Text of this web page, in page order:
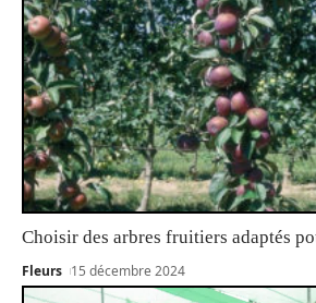
Choisir des arbres fruitiers adaptés
Fleurs 15 décembre 2024